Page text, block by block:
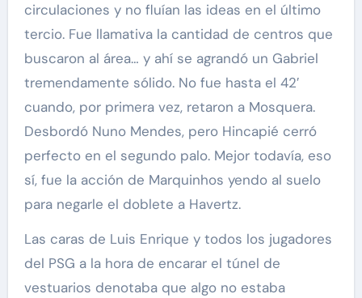
circulaciones y no fluían las ideas en el último
tercio. Fue llamativa la cantidad de centros que
buscaron al área… y ahí se agrandó un Gabriel
tremendamente sólido. No fue hasta el 42′
cuando, por primera vez, retaron a Mosquera.
Desbordó Nuno Mendes, pero Hincapié cerró
perfecto en el segundo palo. Mejor todavía, eso
sí, fue la acción de Marquinhos yendo al suelo
para negarle el doblete a Havertz.
Las caras de Luis Enrique y todos los jugadores
del PSG a la hora de encarar el túnel de
vestuarios denotaba que algo no estaba